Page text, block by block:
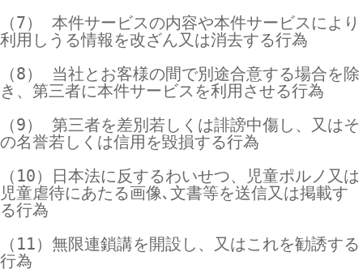
（7） 本件サービスの内容や本件サービスにより
利用しうる情報を改ざん又は消去する行為
（8） 当社とお客様の間で別途合意する場合を除
き、第三者に本件サービスを利用させる行為
（9） 第三者を差別若しくは誹謗中傷し、又はそ
の名誉若しくは信用を毀損する行為
（10）日本法に反するわいせつ、児童ポルノ又は
児童虐待にあたる画像､文書等を送信又は掲載す
る行為
（11）無限連鎖講を開設し、又はこれを勧誘する
行為